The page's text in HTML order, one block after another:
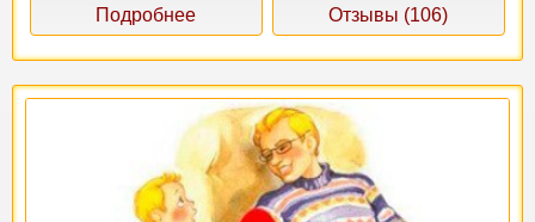
Подробнее Отзывы (106)